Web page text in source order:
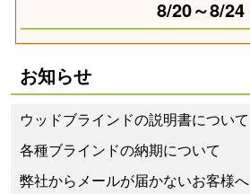
8/20～8/24
お知らせ
ウッドブラインドの説明書について
各種ブラインドの納期について
弊社からメールが届かないお客様へ